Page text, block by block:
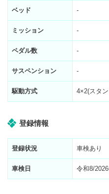
ベッド -
ミッション -
ペダル数 -
サスペンション -
駆動方式 4×2(スタ
登録情報
登録状況 車検あり
車検日 令和8/